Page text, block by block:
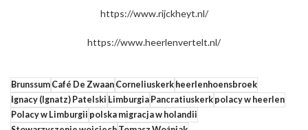
https://www.rijckheyt.nl/
https://www.heerlenvertelt.nl/
BrunssumCafé De ZwaanCorneliuskerkheerlenhoensbroek
Ignacy (Ignatz) Patelski LimburgiaPancratiuskerkpolacy w heerlen
Polacy w Limburgii polska migracja w holandii